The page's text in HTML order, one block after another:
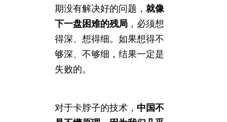
期没有解决好的问题， 就像
下一盘困难的残局 ，必须想
得深、想得细。如果想得不
够深、不够细，结果一定是
失败的。
对于卡脖子的技术， 中国不